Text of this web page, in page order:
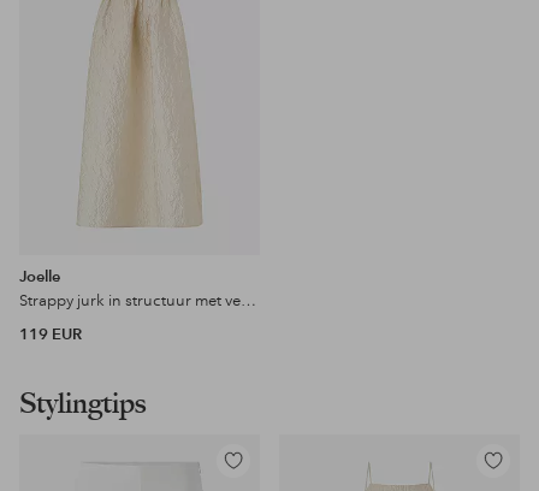
Joelle
Strappy jurk in structuur met veel volume
119 EUR
Stylingtips
Toevoegen